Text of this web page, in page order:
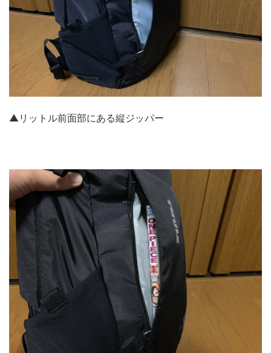
▲リットル前面部にある縦ジッパー